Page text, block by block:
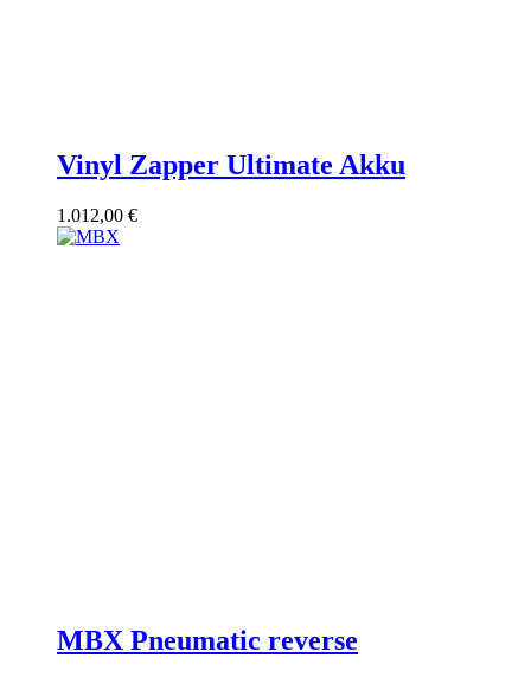
Vinyl Zapper Ultimate Akku
1.012,00 €
MBX Pneumatic reverse